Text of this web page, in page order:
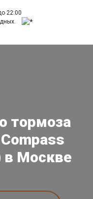
22:00
тормоза
Москве